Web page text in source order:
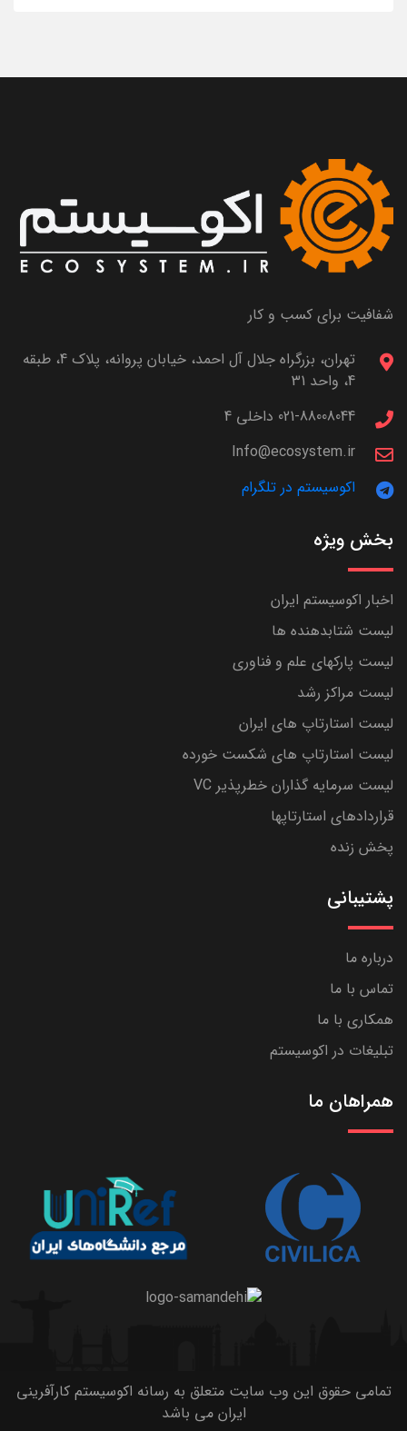
شفافیت برای کسب و کار
تهران، بزرگراه جلال آل احمد، خیابان پروانه، پلاک 4، طبقه
4، واحد 31
021-88008044 داخلی 4
Info@ecosystem.ir
اکوسیستم در تلگرام
بخش ویژه
اخبار اکوسیستم ایران
لیست شتابدهنده ها
لیست پارکهای علم و فناوری
لیست مراکز رشد
لیست استارتاپ های ایران
لیست استارتاپ های شکست خورده
لیست سرمایه گذاران خطرپذیر VC
قراردادهای استارتاپها
پخش زنده
پشتیبانی
درباره ما
تماس با ما
همکاری با ما
تبلیغات در اکوسیستم
همراهان ما
تمامی حقوق این وب سایت متعلق به رسانه اکوسیستم کارآفرینی
ایران می باشد